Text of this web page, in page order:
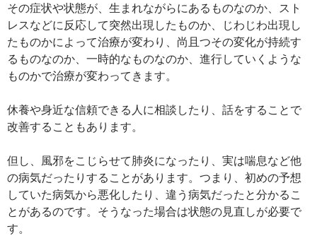
その症状や状態が、生まれながらにあるものなのか、スト
レスなどに反応して突然出現したものか、じわじわ出現し
たものかによって治療が変わり、尚且つその変化が持続す
るものなのか、一時的なものなのか、進行していくような
ものかで治療が変わってきます。
休養や身近な信頼できる人に相談したり、話をすることで
改善することもあります。
但し、風邪をこじらせて肺炎になったり、実は喘息など他
の病気だったりすることがあります。つまり、初めの予想
していた病気から悪化したり、違う病気だったと分かるこ
とがあるのです。そうなった場合は状態の見直しが必要で
す。